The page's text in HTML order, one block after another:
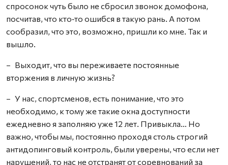
спросонок чуть было не сбросил звонок домофона,
посчитав, что кто‑то ошибся в такую рань. А потом
сообразил, что это, возможно, пришли ко мне. Так и
вышло.
– Выходит, что вы переживаете постоянные
вторжения в личную жизнь?
– У нас, спортсменов, есть понимание, что это
необходимо, к тому же такие окна доступности
ежедневно я заполняю уже 12 лет. Привыкла… Но
важно, чтобы мы, постоянно проходя столь строгий
антидопинговый контроль, были уверены, что если нет
нарушений, то нас не отстранят от соревнований за